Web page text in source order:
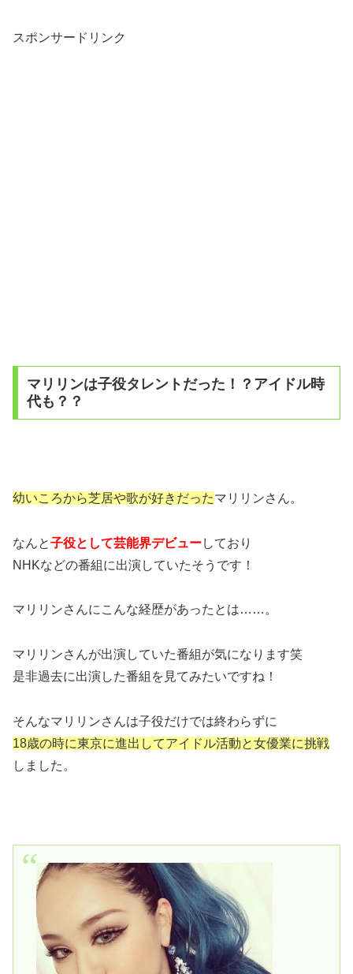
スポンサードリンク
マリリンは子役タレントだった！？アイドル時
代も？？
幼いころから芝居や歌が好きだったマリリンさん。
なんと子役として芸能界デビューしており
NHKなどの番組に出演していたそうです！
マリリンさんにこんな経歴があったとは……。
マリリンさんが出演していた番組が気になります笑
是非過去に出演した番組を見てみたいですね！
そんなマリリンさんは子役だけでは終わらずに
18歳の時に東京に進出してアイドル活動と女優業に挑戦
しました。